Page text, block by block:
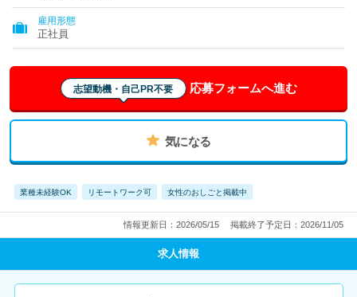
雇用形態
正社員
志望動機・自己PR不要 応募フォームへ進む
気になる
業種未経験OK リモートワーク可 女性のおしごと掲載中
情報更新日：2026/05/15 掲載終了予定日：2026/11/05
求人情報